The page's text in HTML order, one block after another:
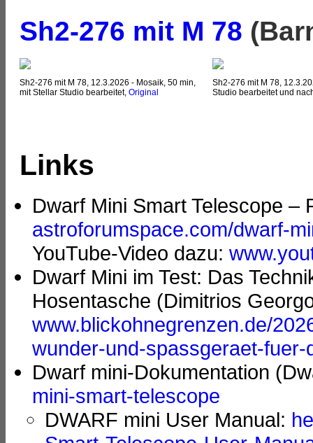
Sh2-276 mit M 78
Sh2-276 mit M 78, 12.3.2026 - Mosaik, 50 min,
mit Stellar Studio bearbeitet, Original
Sh2-276 mit M 78,
Studio bearbeitet und
Links
Dwarf Mini Smart Telescope –
astroforumspace.com/dwarf-
YouTube-Video dazu:
Dwarf Mini im Test: Das
Hosentasche (Dimitrios
www.blickohnegrenzen.de/
wunder-und-spassgeraet-
Dwarf mini-Dokumentation
mini-smart-telescope
DWARF mini User Manual: